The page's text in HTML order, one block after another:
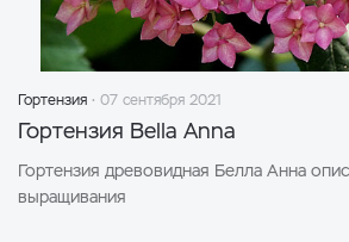
Гортензия 07 сентября 2021
Гортензия Bella Anna
Гортензия древовидная Белла Анна
выращивания